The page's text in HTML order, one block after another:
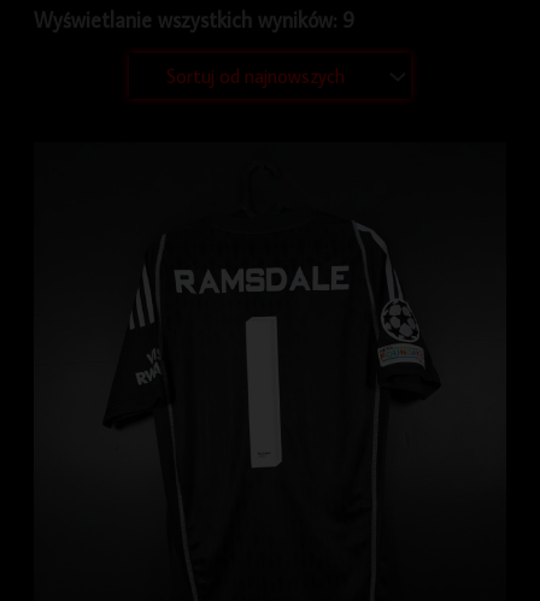
Wyświetlanie wszystkich wyników: 9